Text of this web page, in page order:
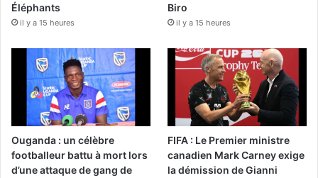
Éléphants
il y a 15 heures
Biro
il y a 15 heures
Ouganda : un célèbre
footballeur battu à mort lors
d’une attaque de gang de
FIFA : Le Premier ministre
canadien Mark Carney exige
la démission de Gianni